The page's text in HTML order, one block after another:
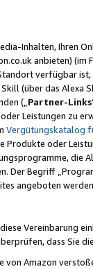
Inhalten,
anbieten) (im
verfügbar ist,
(über das Alexa
(„ Partner-Links
Leistungen zu
Vergütungskatalog
oder
die
Der Begriff
angeboten
Vereinbarung
dass Sie
Amazon